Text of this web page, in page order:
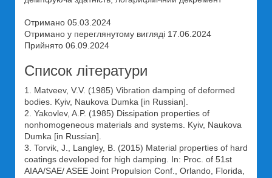
Отримано 05.03.2024
Отримано у переглянутому вигляді 17.06.2024
Прийнято 06.09.2024
Список літератури
1. Matveev, V.V. (1985) Vibration damping of deformed
bodies. Kyiv, Naukova Dumka [in Russian].
2. Yakovlev, A.P. (1985) Dissipation properties of
nonhomogeneous materials and systems. Kyiv, Naukova
Dumka [in Russian].
3. Torvik, J., Langley, B. (2015) Material properties of hard
coatings developed for high damping. In: Proc. of 51st
AIAA/SAE/ ASEE Joint Propulsion Conf., Orlando, Florida,